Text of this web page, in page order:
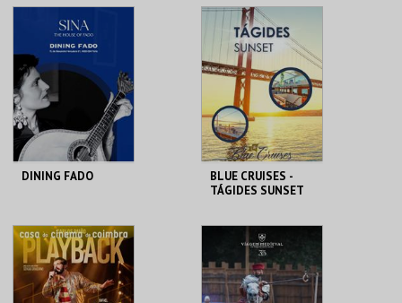
MAIS INFO
COMPRAR
CINEMAS CINEMAX
PENAFIEL
MAIS INFO
COMPRAR
DINING FADO
SINA THE HOUSE OF
FADO
MAIS INFO
BLUE CRUISES -
TÁGIDES SUNSET
BLUE CRUISES
MAIS INFO